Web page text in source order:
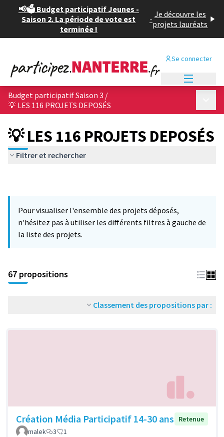
📢🗳️ Budget participatif Jeunes -
Saison 2. La période de vote est
terminée !
- Je découvre les
projets lauréats
Se connecter
Budget participatif Saison 3 /
💡 LES 116 PROJETS DEPOSÉS
💡 LES 116 PROJETS DEPOSÉS
Filtrer et rechercher
Pour visualiser l'ensemble des projets déposés,
n'hésitez pas à utiliser les différents filtres à gauche de
la liste des projets.
67 propositions
Classement des propositions par :
Création Média Participatif 14-30 ans
Retenue
malek
3 1